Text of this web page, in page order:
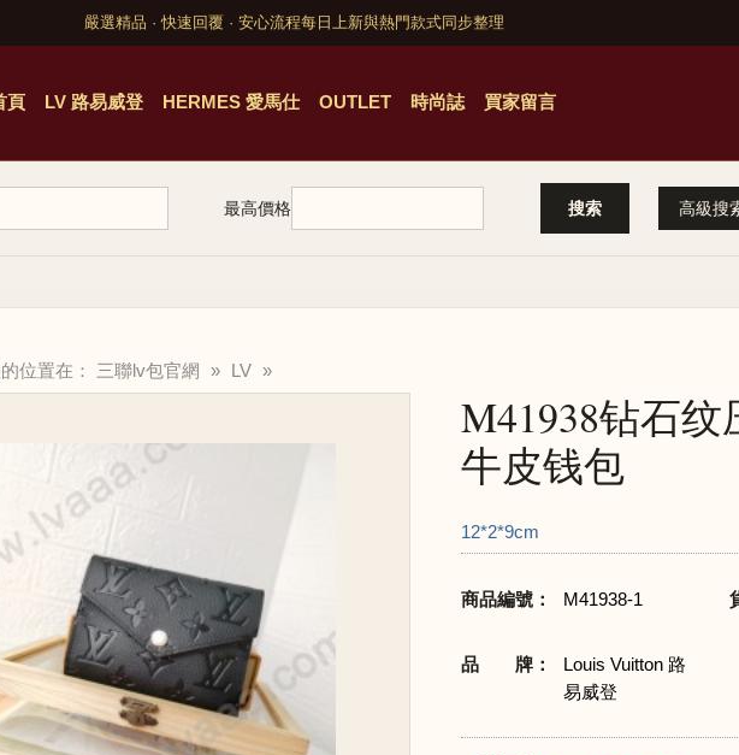
嚴選精品 · 快速回覆 · 安心流程每日上新與熱門款式同步整理
頁 LV 路易威登 HERMES 愛馬仕 OUTLET 時尚誌 買家留言
最高價格 高級搜
位置在： 三聯lv包官網 » LV »
M41938钻石
牛皮钱包
12*2*9cm
商品編號： M41938-1
品 牌：
Louis Vuitton 路
易威登